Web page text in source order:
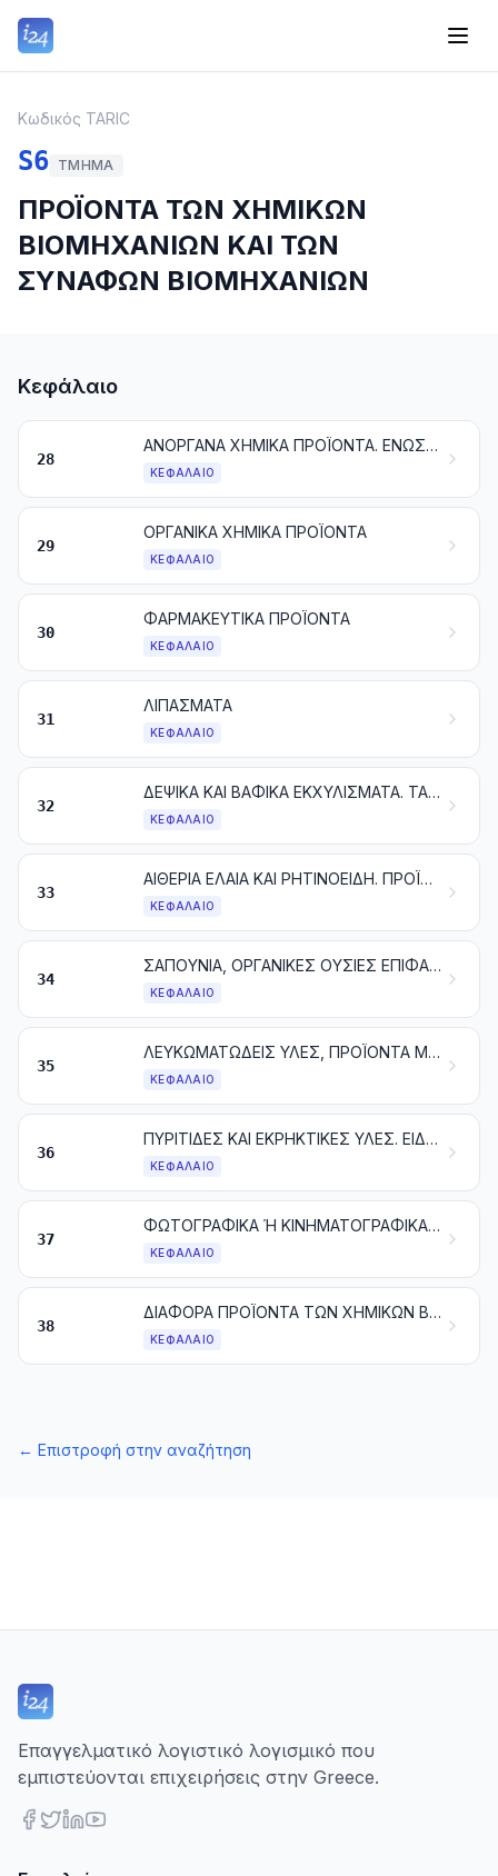
Κωδικός TARIC
S6 ΤΜΉΜΑ
ΠΡΟΪΟΝΤΑ ΤΩΝ ΧΗΜΙΚΩΝ
ΒΙΟΜΗΧΑΝΙΩΝ ΚΑΙ ΤΩΝ
ΣΥΝΑΦΩΝ ΒΙΟΜΗΧΑΝΙΩΝ
Κεφάλαιο
28
ΑΝΟΡΓΑΝΑ ΧΗΜΙΚΑ ΠΡΟΪΟΝΤΑ. ΕΝΩΣΕΙΣ ΑΝΟΡΓΑΝΕΣ Ή ΟΡΓΑΝΙΚΕΣ ΤΩΝ ΠΟΛΥΤΙΜΩΝ ΜΕΤΑΛΛΩΝ, ΤΩΝ ΡΑΔΙΕΝΕΡΓΩΝ ΣΤΟΙΧΕΙΩΝ, ΤΩΝ ΜΕΤΑΛΛΩΝ ΤΩΝ ΣΠΑΝΙΩΝ ΓΑΙΩΝ Ή ΤΩΝ ΙΣΟΤΟΠΩΝ
ΚΕΦΆΛΑΙΟ
29
ΟΡΓΑΝΙΚΑ ΧΗΜΙΚΑ ΠΡΟΪΟΝΤΑ
ΚΕΦΆΛΑΙΟ
30
ΦΑΡΜΑΚΕΥΤΙΚΑ ΠΡΟΪΟΝΤΑ
ΚΕΦΆΛΑΙΟ
31
ΛΙΠΑΣΜΑΤΑ
ΚΕΦΆΛΑΙΟ
32
ΔΕΨΙΚΑ ΚΑΙ ΒΑΦΙΚΑ ΕΚΧΥΛΙΣΜΑΤΑ. ΤΑΝΝΙΝΕΣ ΚΑΙ ΤΑ ΠΑΡΑΓΩΓΑ ΤΟΥΣ. ΧΡΩΣΤΙΚΑ ΚΑΙ ΑΛΛΕΣ ΧΡΩΣΤΙΚΕΣ ΥΛΕΣ, ΧΡΩΜΑΤΑ ΕΠΙΧΡΙΣΗΣ ΚΑΙ ΒΕΡΝΙΚΙΑ. ΜΑΣΤΙΧΕΣ (ΣΤΟΚΟΙ). ΜΕΛΑΝΙΑ
ΚΕΦΆΛΑΙΟ
33
ΑΙΘΕΡΙΑ ΕΛΑΙΑ ΚΑΙ ΡΗΤΙΝΟΕΙΔΗ. ΠΡΟΪΟΝΤΑ ΑΡΩΜΑΤΟΠΟΙΙΑΣ Ή ΚΑΛΛΩΠΙΣΜΟΥ ΠΑΡΑΣΚΕΥΑΣΜΕΝΑ ΚΑΙ ΚΑΛΛΥΝΤΙΚΑ ΠΑΡΑΣΚΕΥΑΣΜΑΤΑ
ΚΕΦΆΛΑΙΟ
34
ΣΑΠΟΥΝΙΑ, ΟΡΓΑΝΙΚΕΣ ΟΥΣΙΕΣ ΕΠΙΦΑΝΕΙΑΚΗΣ ΔΡΑΣΗΣ, ΠΑΡΑΣΚΕΥΑΣΜΑΤΑ ΓΙΑ ΠΛΥΣΙΜΟ (ΑΛΙΣΙΒΕΣ), ΠΑΡΑΣΚΕΥΑΣΜΑΤΑ ΛΙΠΑΝΤΙΚΑ, ΚΕΡΙΑ ΤΕΧΝΗΤΑ, ΚΕΡΙΑ ΠΑΡΑΣΚΕΥΑΣΜΕΝΑ, ΠΡΟΪΟΝΤΑ ΣΥΝΤΗΡΗΣΗΣ, ΚΕΡΙΑ ΚΑΙ ΠΑΡΟΜΟΙΑ ΕΙΔΗ, ΠΑΣΤΕΣ ΓΙΑ ΠΡΟΠΛΑΣΜΑΤΑ, «ΚΕΡΙΑ ΓΙΑ ΤΗΝ ΟΔΟΝΤΟΤΕΧΝΙΚΗ» ΚΑΙ ΣΥΝΘΕΣΕΙΣ ΓΙΑ ΤΗΝ ΟΔΟΝΤΟΤΕΧΝΙΚΗ ΜΕ ΒΑΣΗ ΤΟΝ ΓΥΨΟ
ΚΕΦΆΛΑΙΟ
35
ΛΕΥΚΩΜΑΤΩΔΕΙΣ ΥΛΕΣ, ΠΡΟΪΟΝΤΑ ΜΕ ΒΑΣΗ ΤΑ ΤΡΟΠΟΠΟΙΗΜΕΝΑ ΑΜΥΛΑ ΚΑΘΕ ΕΙΔΟΥΣ. ΚΟΛΛΕΣ. ΕΝΖΥΜΑ
ΚΕΦΆΛΑΙΟ
36
ΠΥΡΙΤΙΔΕΣ ΚΑΙ ΕΚΡΗΚΤΙΚΕΣ ΥΛΕΣ. ΕΙΔΗ ΠΥΡΟΤΕΧΝΙΑΣ. ΣΠΙΡΤΑ. ΠΥΡΟΦΟΡΙΚΑ ΚΡΑΜΑΤΑ. ΕΥΦΛΕΚΤΕΣ ΥΛΕΣ
ΚΕΦΆΛΑΙΟ
37
ΦΩΤΟΓΡΑΦΙΚΑ Ή ΚΙΝΗΜΑΤΟΓΡΑΦΙΚΑ ΠΡΟΪΟΝΤΑ
ΚΕΦΆΛΑΙΟ
38
ΔΙΑΦΟΡΑ ΠΡΟΪΟΝΤΑ ΤΩΝ ΧΗΜΙΚΩΝ ΒΙΟΜΗΧΑΝΙΩΝ
ΚΕΦΆΛΑΙΟ
← Επιστροφή στην αναζήτηση
Επαγγελματικό λογιστικό λογισμικό που
εμπιστεύονται επιχειρήσεις στην Greece.